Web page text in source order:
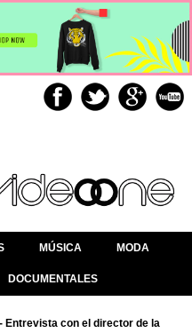
MÚSICA MODA
DOCUMENTALES
Entrevista con el director de la